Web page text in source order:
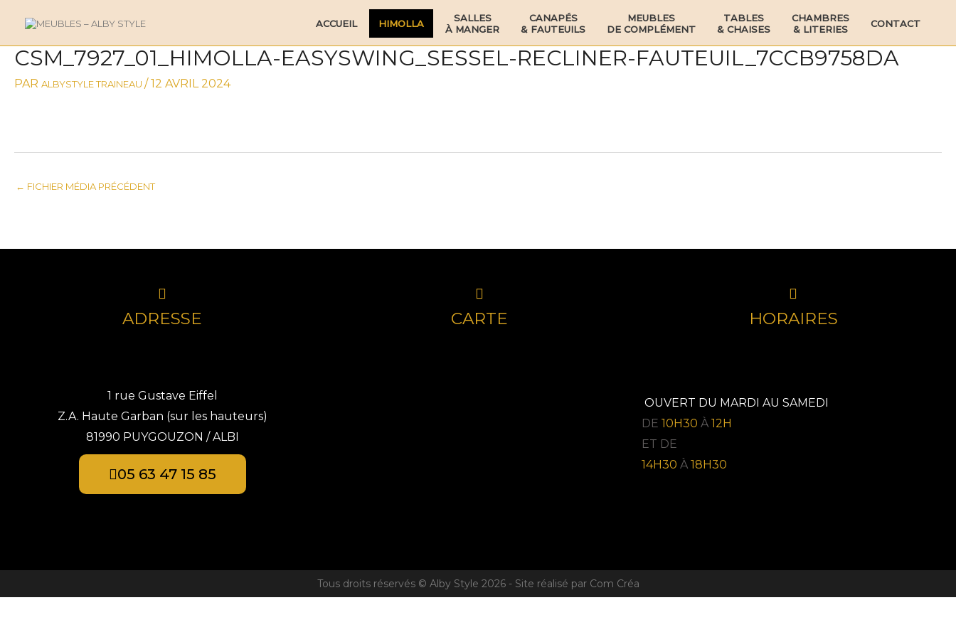
CONTENU
ACCUEIL HIMOLLA
SALLES
À MANGER
CANAPÉS
& FAUTEUILS
MEUBLES
DE COMPLÉMENT
TABLES
& CHAISES
CHAMBRES
& LITERIES
CONTACT
CSM_7927_01_HIMOLLA-EASYSWING_SESSEL-RECLINER-FAUTEUIL_7CCB9758DA
PAR ALBYSTYLE TRAINEAU /12 AVRIL 2024
NAVIGATION
DES
← FICHIER MÉDIA PRÉCÉDENT
ADRESSE
1 rue Gustave Eiffel
Z.A. Haute Garban (sur les hauteurs)
81990 PUYGOUZON / ALBI
05 63 47 15 85
CARTE HORAIRES
OUVERT DU MARDI AU SAMEDI
DE 10H30 À 12H
ET DE
14H30 À 18H30
Tous droits réservés © Alby Style 2026 - Site réalisé par Com Créa